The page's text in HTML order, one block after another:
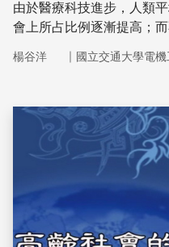
由於醫療科技進步，人類
會上所占比例逐漸提高；
將是重要社會課題和使命。
楊谷洋 ｜